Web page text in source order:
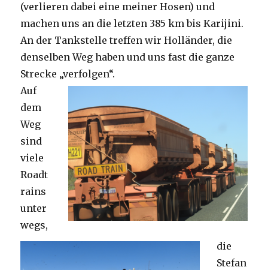
(verlieren dabei eine meiner Hosen) und
machen uns an die letzten 385 km bis Karijini.
An der Tankstelle treffen wir Holländer, die
denselben Weg haben und uns fast die ganze
Strecke „verfolgen“.
Auf
dem
Weg
sind
viele
Roadt
rains
unter
wegs,
die
Stefan